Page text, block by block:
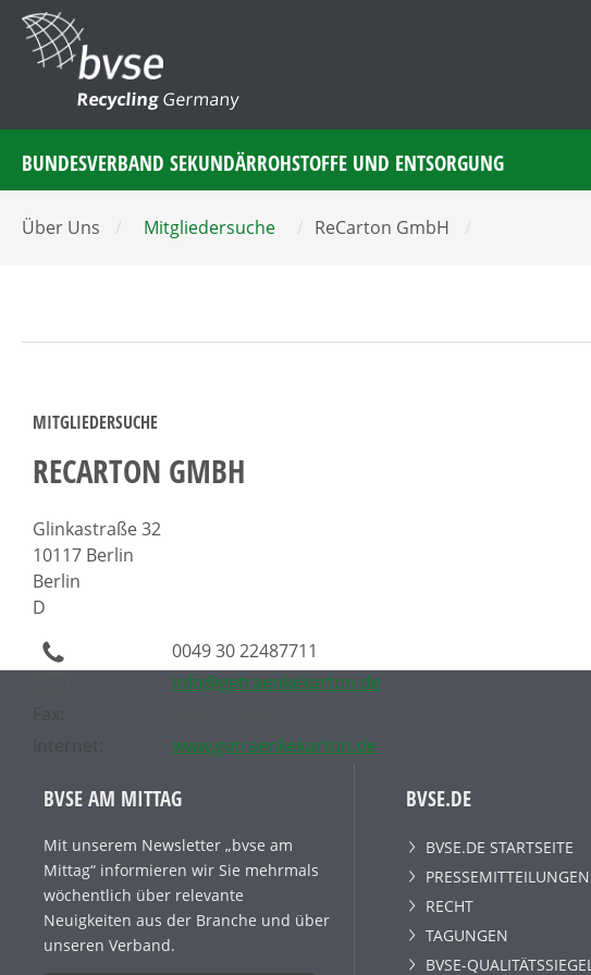
RecyclingGermany
BUNDESVERBAND SEKUNDÄRROHSTOFFE UND ENTSORGUNG
Über Uns / Mitgliedersuche / ReCarton GmbH /
MITGLIEDERSUCHE
RECARTON GMBH
Glinkastraße 32
10117 Berlin
Berlin
D
0049 30 22487711
info@getraenkekarton.de
www.getraenkekarton.de
BVSE AM MITTAG
Mit unserem Newsletter „bvse am
Mittag“ informieren wir Sie mehrmals
wöchentlich über relevante
Neuigkeiten aus der Branche und über
unseren Verband.
BVSE.DE
BVSE.DE STARTSEITE
PRESSEMITTEILUNGEN
RECHT
TAGUNGEN
BVSE-QUALITÄTSSIEGEL